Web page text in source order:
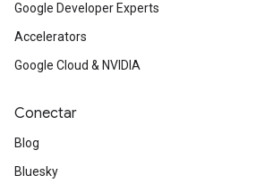
Google Developer Experts
Accelerators
Google Cloud & NVIDIA
Conectar
Blog
Bluesky